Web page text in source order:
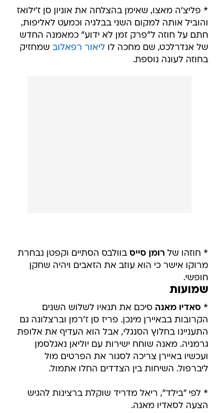
* פליצ'ה מאצו, שאימן בהצלחה את אוניון סן ז'ילואז
והוביל אותה למקום השני בבלגיה וכמעט לאליפות,
חתם על חוזה ל"פרק זמן לא ידוע" כמאמנה החדש
של אנדרלכט, שם מחכה לוליאור רפאלוב שמחזיק
בחוזה לעונה נוספת.
* חוזהו שלרומן סייס בוולבס הסתיים וקפטן נבחרת
מרוקו אישר כי הוא עוזב את הזאבים ויהיה שחקן
חופשי.
שמועות
*סאדיו מאנה סיכם את תנאיו לשלוש השנים
הקרובות בבאיירן מינכן. פריז סן ז'רמן וברצלונה גם
התעניינו בחלוץ הסנגלי, אבל הוא העדיף את אלופת
גרמניה. מאנה שוחח ישירות עם יוליאן נאגלסמן
ועכשיו באיירן צריכה לסגור את הפרטים מול
ליברפול. השיחות בין הצדדים החלו אתמול.
* לפי "בילד", ריאל מדריד שוקלת ברצינות להגיש
הצעה לסאדיו מאנה.